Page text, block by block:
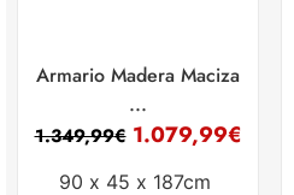
Armario Madera Maciza
...
1.349,99€ 1.079,99€
90 x 45 x 187cm